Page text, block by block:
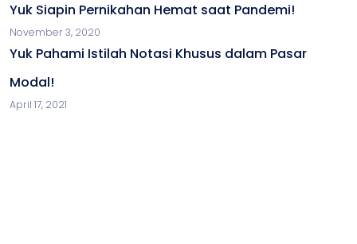
Yuk Siapin Pernikahan Hemat saat Pandemi!
November 3, 2020
Yuk Pahami Istilah Notasi Khusus dalam Pasar
Modal!
April 17, 2021